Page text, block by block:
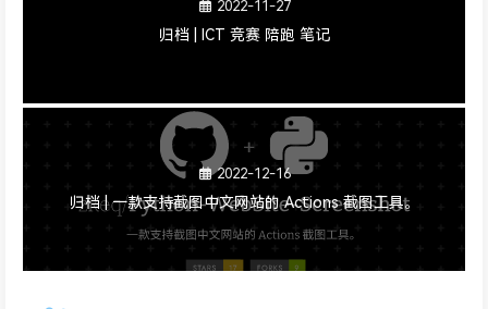
2022-11-27
归档 | ICT 竞赛 陪跑 笔记
2022-12-16
归档 | 一款支持截图中文网站的 Actions 截图工具。